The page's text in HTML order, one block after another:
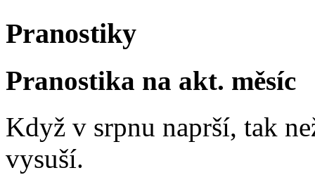
Pranostiky
Pranostika na akt. měsíc
Když v srpnu naprší, tak
vysuší.